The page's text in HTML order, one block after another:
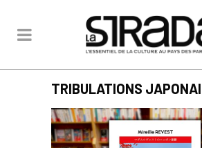
TRIBULATIONS